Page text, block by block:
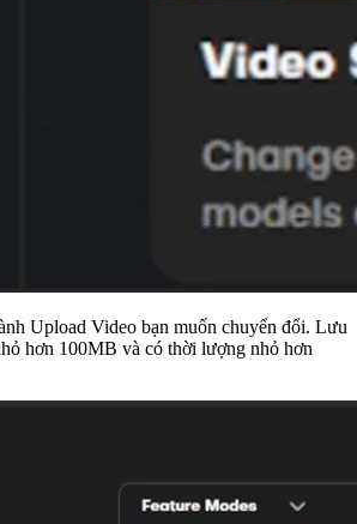
Upload Video bạn muốn chuyển đổi. Lưu
hơn 100MB và có thời lượng nhỏ hơn